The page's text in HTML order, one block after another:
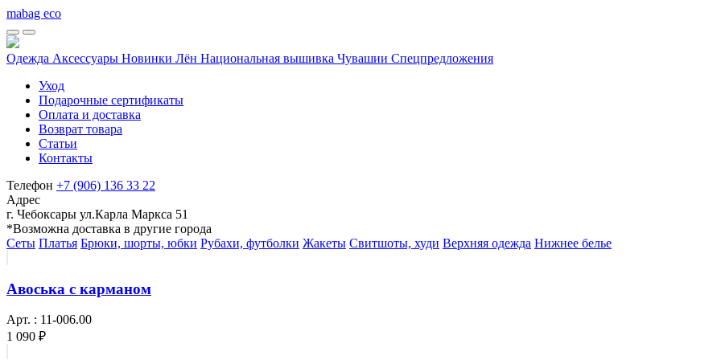
mabag eco
Одежда Аксессуары Новинки Лён Национальная вышивка Чувашии Спецпредложения
Уход
Подарочные сертификаты
Оплата и доставка
Возврат товара
Статьи
Контакты
Телефон +7 (906) 136 33 22
Адрес
г. Чебоксары ул.Карла Маркса 51
*Возможна доставка в другие города
Сеты Платья Брюки, шорты, юбки Рубахи, футболки Жакеты Свитшоты, худи Верхняя одежда Нижнее белье
Авоська с карманом
Арт. : 11-006.00
1 090 ₽